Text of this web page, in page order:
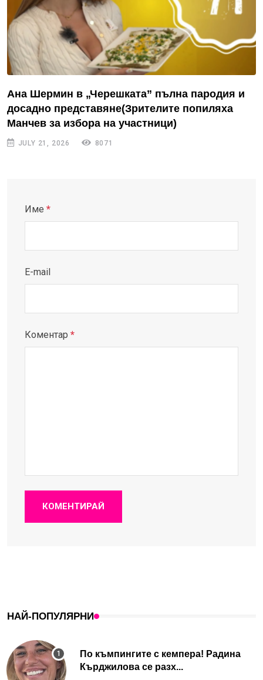
Ана Шермин в „Черешката” пълна пародия и
досадно представяне(Зрителите попиляха
Манчев за избора на участници)
JULY 21, 2026 8071
Име *
E-mail
Коментар *
КОМЕНТИРАЙ
НАЙ-ПОПУЛЯРНИ
По къмпингите с кемпера! Радина
Кърджилова се разх...